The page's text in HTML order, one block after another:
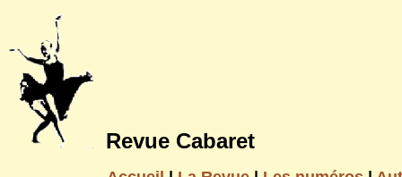
Revue Cabaret